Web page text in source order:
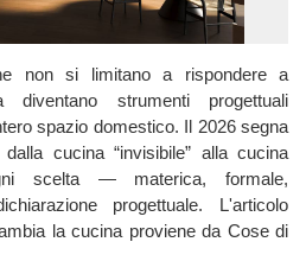
non si limitano a rispondere a
diventano strumenti progettuali
spazio domestico. Il 2026 segna
cucina “invisibile” alla cucina
scelta — materica, formale,
progettuale. L'articolo
la cucina proviene da Cose di